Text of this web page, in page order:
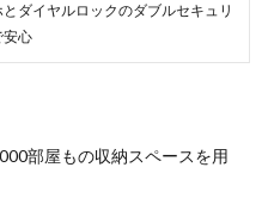
とダイヤルロックのダブルセキュリ
安心
部屋もの収納スペースを用